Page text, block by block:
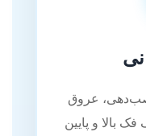
عروق
فک بالا و پایین